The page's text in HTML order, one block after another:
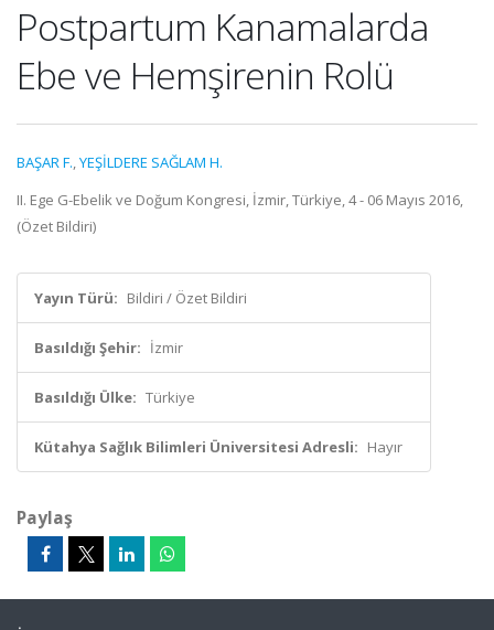
Postpartum Kanamalarda
Ebe ve Hemşirenin Rolü
BAŞAR F.,YEŞİLDERE SAĞLAM H.
II. Ege G-Ebelik ve Doğum Kongresi, İzmir, Türkiye, 4 - 06 Mayıs 2016,
(Özet Bildiri)
Yayın Türü: Bildiri / Özet Bildiri
Basıldığı Şehir: İzmir
Basıldığı Ülke: Türkiye
Kütahya Sağlık Bilimleri Üniversitesi Adresli: Hayır
Paylaş